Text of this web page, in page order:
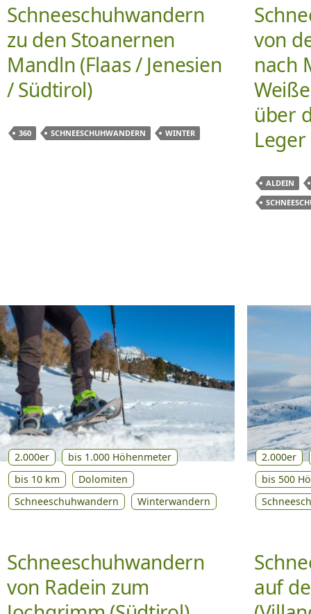
Schneeschuhwandern
zu den Stoanernen
Mandln (Flaas / Jenesien
/ Südtirol)
360 SCHNEESCHUHWANDERN WINTER
von
nach
über
Leger
ALDEIN
2.000er
bis 1.000 Höhenmeter
bis 10 km
Dolomiten
Schneeschuhwandern
Winterwandern
Schneeschuhwandern
von Radein zum
2.000er
bis 500
auf